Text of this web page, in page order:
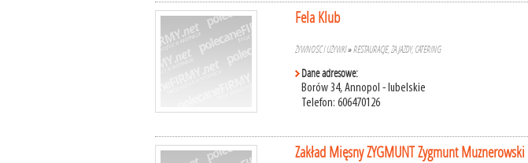
Fela Klub
ŻYWNOŚĆ I UŻYWKI»RESTAURACJE, ZAJAZDY, CATERING
Dane adresowe:
Borów 34, Annopol - lubelskie
Telefon: 606470126
Zakład Mięsny ZYGMUNT Zygmunt Muznerowski